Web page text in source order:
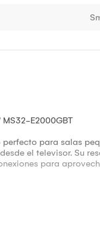
MS32-E2000GBT
para salas
el televisor. Su
para